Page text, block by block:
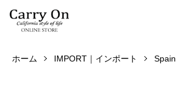
ホーム IMPORT｜インポート Spain